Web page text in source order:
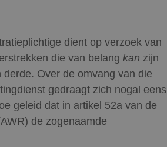
dient op verzoek van
die van belang kan zijn
Over de omvang van die
gedraagt zich nogal eens
geleid dat in artikel 52a van de
de zogenaamde